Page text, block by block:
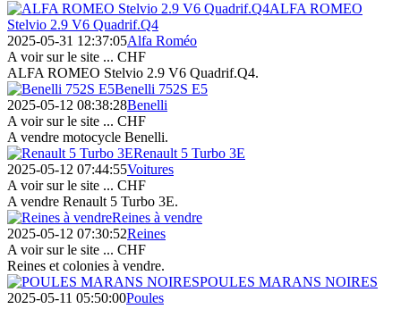
ALFA ROMEO
Stelvio 2.9 V6 Quadrif.Q4
2025-05-31 12:37:05Alfa Roméo
A voir sur le site ... CHF
ALFA ROMEO Stelvio 2.9 V6 Quadrif.Q4.
Benelli 752S E5
2025-05-12 08:38:28Benelli
A voir sur le site ... CHF
A vendre motocycle Benelli.
Renault 5 Turbo 3E
2025-05-12 07:44:55Voitures
A voir sur le site ... CHF
A vendre Renault 5 Turbo 3E.
Reines à vendre
2025-05-12 07:30:52Reines
A voir sur le site ... CHF
Reines et colonies à vendre.
POULES MARANS NOIRES
2025-05-11 05:50:00Poules